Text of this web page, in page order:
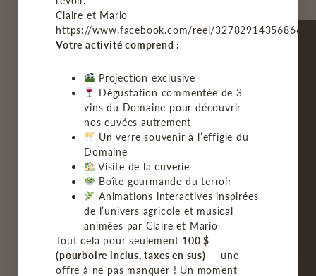
ACCUEIL
LE VIGNOBLE
NOS VINS
BISTRO/GROUPE
MON COMPTE
FAQ
Claire et Mario
https://www.facebook.com/reel/3278291435686678
Votre activité comprend :
Projection exclusive
Dégustation commentée de 3
vins du Domaine pour découvrir
nos cuvées autrement
Un verre souvenir à l’effigie du
Domaine
Visite de la cuverie
Boîte gourmande du terroir
Animations interactives inspirées
de l’univers agricole et musical
animées par Claire et Mario
Tout cela pour seulement 100 $
(pourboire inclus, taxes en sus) — une
offre à ne pas manquer ! Un moment